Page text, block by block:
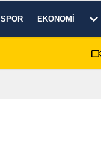
SPOR EKONOMI